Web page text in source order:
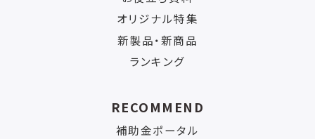
オリジナル特集
新製品・新商品
ランキング
RECOMMEND
補助金ポータル